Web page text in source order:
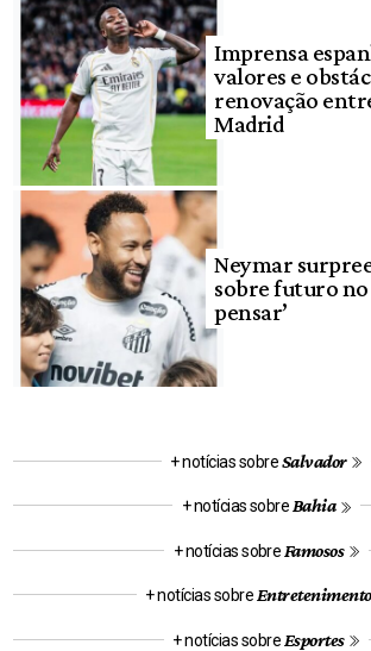
Imprensa
valores e
renovação
Madrid
Neymar
sobre futuro no
pensar’
+ notícias sobreSalvador
+ notícias sobre Bahia
+ notícias sobre Famosos
+ notícias sobre Entretenimento
+ notícias sobre Esportes